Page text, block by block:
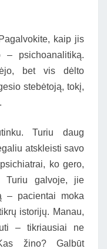
kaip jis
– psichoanalitiką.
bet vis dėlto
stebėtoją, tokį,
Turiu daug
atskleisti savo
ko gero,
Turiu galvoje, jie
– pacientai moka
istorijų. Manau,
– tikriausiai ne
žino? Galbūt